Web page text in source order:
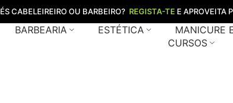
ÉS CABELEIREIRO OU BARBEIRO? REGISTA-TE E APROVEITA
BARBEARIA ESTÉTICA MANICURE
CURSOS